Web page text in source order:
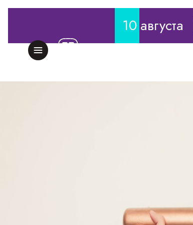
10августа